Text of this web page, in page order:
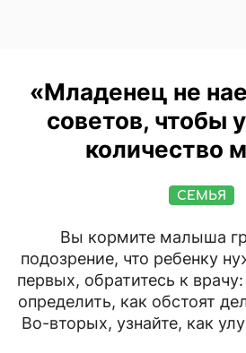
«Младенец не
советов, чтобы
количество
СЕМЬЯ
Вы кормите малыша
подозрение, что ребенку
первых, обратитесь к
определить, как обстоят
Во-вторых, узнайте, как